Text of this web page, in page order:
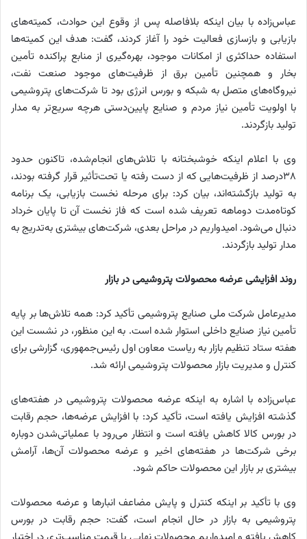
عباس‌زاده با بیان اینکه بلافاصله پس از وقوع این حوادث، کمیته‌های
بازیابی و بازسازی فعالیت خود را آغاز کردند، گفت: هدف این کمیته‌ها
استفاده حداکثری از امکانات موجود، بهره‌گیری از منابع پراکنده تأمین
بخار و همچنین تأمین برق از ظرفیت‌های موجود صنعت نفت،
نیروگاه‌های متصل به شبکه و بورس انرژی بود تا شرکت‌های پتروشیمی
با اولویت تأمین نیاز مردم و صنایع پایین‌دستی هرچه سریع‌تر به مدار
تولید بازگردند.
وی با اعلام اینکه خوشبختانه با تلاش‌های انجام‌شده، تاکنون حدود
۳۸درصد از ظرفیت‌هایی که از دست‌ رفته یا تحت‌تأثیر قرار گرفته بودند،
به تولید بازگشته‌اند، بیان کرد: برای مرحله نخست بازیابی، یک برنامه
کوتاه‌مدت دوماهه تعریف شده است که فاز نخست آن تا پایان خرداد
دنبال می‌شود. امیدواریم در مراحل بعدی، شرکت‌های بیشتری به‌تدریج به
مدار تولید بازگردند.
روند افزایشی عرضه محصولات پتروشیمی در بازار
مدیرعامل شرکت ملی صنایع پتروشیمی تأکید کرد: همه تلاش‌ها بر پایه
تأمین نیاز صنایع داخلی استوار شده است. به این منظور، در نشست این
هفته ستاد تنظیم بازار به ریاست معاون اول رئیس‌جمهوری، گزارشی برای
کنترل و مدیریت بازار محصولات پتروشیمی ارائه شد.
عباس‌زاده با اشاره به اینکه عرضه محصولات پتروشیمی در هفته‌های
گذشته افزایش یافته است، تأکید کرد: با افزایش عرضه‌ها، حجم رقابت
در بورس کالا کاهش یافته است و انتظار می‌رود با عملیاتی‌شدن دوباره
برخی شرکت‌ها در هفته‌های اخیر و عرضه محصولات آن‌ها، آرامش
بیشتری بر بازار این محصولات حاکم شود.
وی با تأکید بر اینکه کنترل و پایش مضاعف انبارها و عرضه محصولات
پتروشیمی به بازار در حال انجام است، گفت: حجم رقابت در بورس